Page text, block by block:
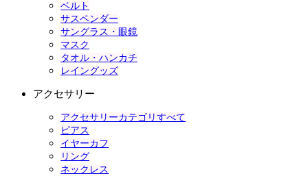
ベルト
サスペンダー
サングラス・眼鏡
マスク
タオル・ハンカチ
レイングッズ
アクセサリー
アクセサリーカテゴリすべて
ピアス
イヤーカフ
リング
ネックレス